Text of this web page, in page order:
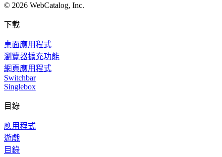
© 2026 WebCatalog, Inc.
下載
桌面應用程式
瀏覽器擴充功能
網頁應用程式
Switchbar
Singlebox
目錄
應用程式
遊戲
目錄